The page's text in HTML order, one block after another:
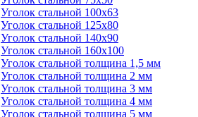
Уголок стальной 100х63
Уголок стальной 125х80
Уголок стальной 140х90
Уголок стальной 160х100
Уголок стальной толщина 1,5 мм
Уголок стальной толщина 2 мм
Уголок стальной толщина 3 мм
Уголок стальной толщина 4 мм
Уголок стальной толщина 5 мм